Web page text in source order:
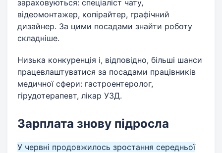
зараховуються: спеціаліст чату,
відеомонтажер, копірайтер, графічний
дизайнер. За цими посадами знайти роботу
складніше.
Низька конкуренція і, відповідно, більші шанси
працевлаштуватися за посадами працівників
медичної сфери: гастроентеролог,
гірудотерапевт, лікар УЗД.
Зарплата знову підросла
У червні продовжилось зростання середньої